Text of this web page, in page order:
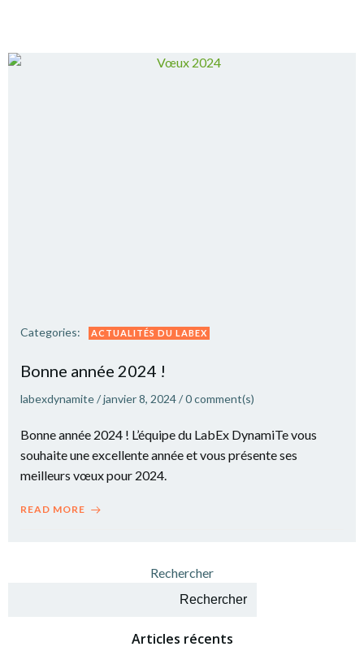
Categories: ACTUALITÉS DU LABEX
Bonne année 2024 !
labexdynamite/janvier 8, 2024/0comment(s)
Bonne année 2024 ! L’équipe du LabEx DynamiTe vous
souhaite une excellente année et vous présente ses
meilleurs vœux pour 2024.
READ MORE
Rechercher
Rechercher
Articles récents